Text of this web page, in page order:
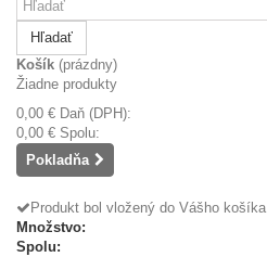
Hľadať
Košík (prázdny)
Žiadne produkty
0,00 € Daň (DPH):
0,00 € Spolu:
Pokladňa
Produkt bol vložený do Vášho košíka
Množstvo:
Spolu: